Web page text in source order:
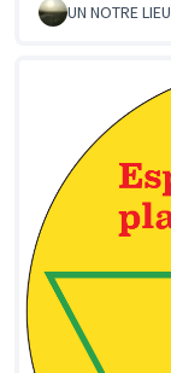
UN NOTRE LIEU